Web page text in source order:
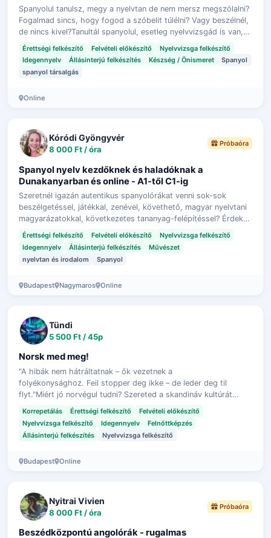
Spanyolul tanulsz, megy a nyelvtan de nem mersz megszólalni?
Fogalmad sincs, hogy fogod a szóbelit túlélni? Vagy beszélnél,
de nincs kivel?Tanultál spanyolul, esetleg nyelvvizsgád is van,
de már kijö…
Érettségi felkészítő Felvételi előkészítő
Nyelvvizsga felkészítő
Idegennyelv
Állásinterjú felkészítés Készség / Önismeret
Spanyol
spanyol társalgás
Online
Kóródi Gyöngyvér
8 000 Ft / óra
Próbaóra
Spanyol nyelv kezdőknek és haladóknak a
Dunakanyarban és online - A1-től C1-ig
Szeretnél igazán autentikus spanyolórákat venni sok-sok
beszélgetéssel, játékkal, zenével, követhető, magyar nyelvtani
magyarázatokkal, következetes tananyag-felépítéssel? Érdekel
a spanyol kultúra, …
Érettségi felkészítő Felvételi előkészítő
Nyelvvizsga felkészítő
Idegennyelv
Állásinterjú felkészítés
Művészet
nyelvtan és irodalom
Spanyol
Budapest Nagymaros Online
Tündi
5 500 Ft / 45p
Norsk med meg!
"A hibák nem hátráltatnak – ők vezetnek a
folyékonysághoz. Feil stopper deg ikke – de leder deg til
flyt."Miért jó norvégul tudni? Szereted a skandináv kultúrát
(filmeket, zenét ...)? Szereted a sark…
Korrepetálás Érettségi felkészítő
Felvételi előkészítő
Nyelvvizsga felkészítő
Idegennyelv
Felnőttképzés
Állásinterjú felkészítés
Nyelvvizsga felkészítő
Budapest Online
Nyitrai Vivien
8 000 Ft / óra
Próbaóra
Beszédközpontú angolórák - rugalmas